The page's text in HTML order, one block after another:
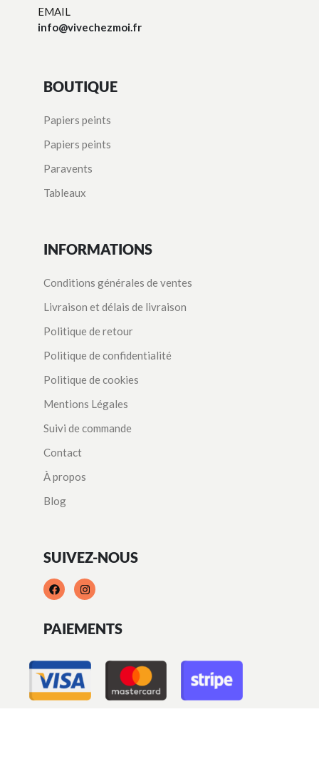
EMAIL
info@vivechezmoi.fr
BOUTIQUE
Papiers peints
Papiers peints
Paravents
Tableaux
INFORMATIONS
Conditions générales de ventes
Livraison et délais de livraison
Politique de retour
Politique de confidentialité
Politique de cookies
Mentions Légales
Suivi de commande
Contact
À propos
Blog
SUIVEZ-NOUS
PAIEMENTS